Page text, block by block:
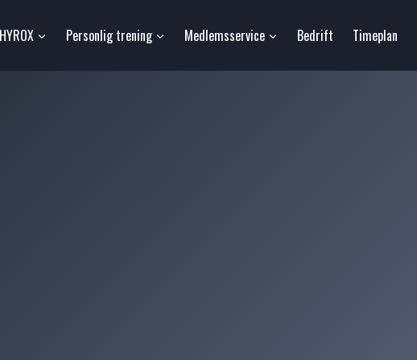
HYROX Personlig trening Medlemsservice Bedrift Timeplan